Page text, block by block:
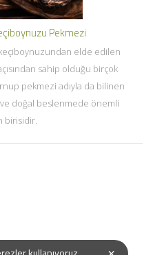
Pekmezi
elde edilen
sahip olduğu birçok
pekmezi adıyla da bilinen
doğal beslenmede önemli
birisidir.